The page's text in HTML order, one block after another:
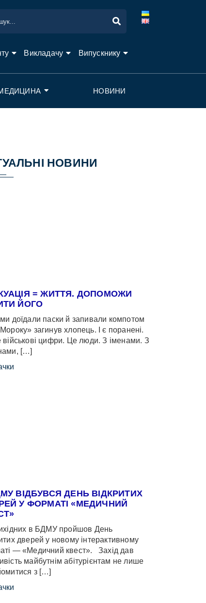
Викладачу Випускнику
НОВИНИ
НОВИНИ
= ЖИТТЯ. ДОПОМОЖИ
ЙОГО
доїдали паски й запивали компотом
загинув хлопець. І є поранені.
військові цифри. Це люди. З іменами. З
[…]
ВІДБУВСЯ ДЕНЬ ВІДКРИТИХ
У ФОРМАТІ «МЕДИЧНИЙ
в БДМУ пройшов День
дверей у новому інтерактивному
— «Медичний квест». Захід дав
майбутнім абітурієнтам не лише
з […]